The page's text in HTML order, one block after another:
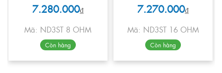
7.280.000₫
Mã: ND3ST 8 OHM
Còn hàng
7.270.000₫
Mã: ND3ST 16 OHM
Còn hàng